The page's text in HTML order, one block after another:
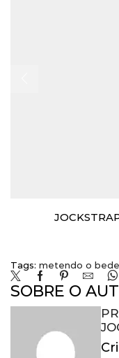
Tags: metendo o
SOBRE O